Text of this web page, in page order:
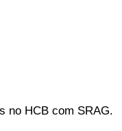
no HCB com SRAG.